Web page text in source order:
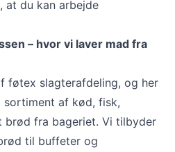
at du kan arbejde
– hvor vi laver mad fra
føtex slagterafdeling, og her
af kød, fisk,
brød fra bageriet. Vi tilbyder
til buffeter og